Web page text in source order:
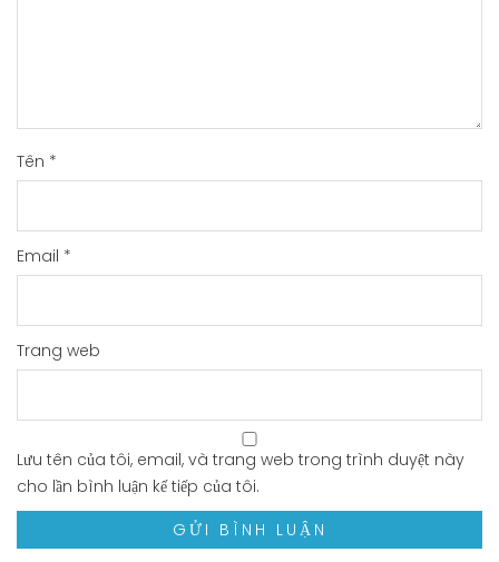
Tên *
Email *
Trang web
Lưu tên của tôi, email, và trang web trong trình duyệt này
cho lần bình luận kế tiếp của tôi.